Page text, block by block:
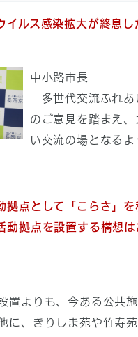
ルス感染拡大が終息し
中小路市長
多世代交流ふれあ
のご意見を踏まえ
い交流の場となる
として「こらさ」を利
動拠点を設置する構想は
よりも、今ある公共
、きりしま苑や竹寿